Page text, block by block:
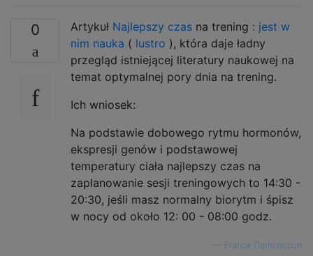
0 Artykuł Najlepszy czas na trening : jest w
nim nauka ( lustro ), która daje ładny
przegląd istniejącej literatury naukowej na
temat optymalnej pory dnia na trening.
Ich wniosek:
Na podstawie dobowego rytmu hormonów,
ekspresji genów i podstawowej
temperatury ciała najlepszy czas na
zaplanowanie sesji treningowych to 14:30 -
20:30, jeśli masz normalny biorytm i śpisz
w nocy od około 12: 00 - 08:00 godz.
Franck Dernoncourt